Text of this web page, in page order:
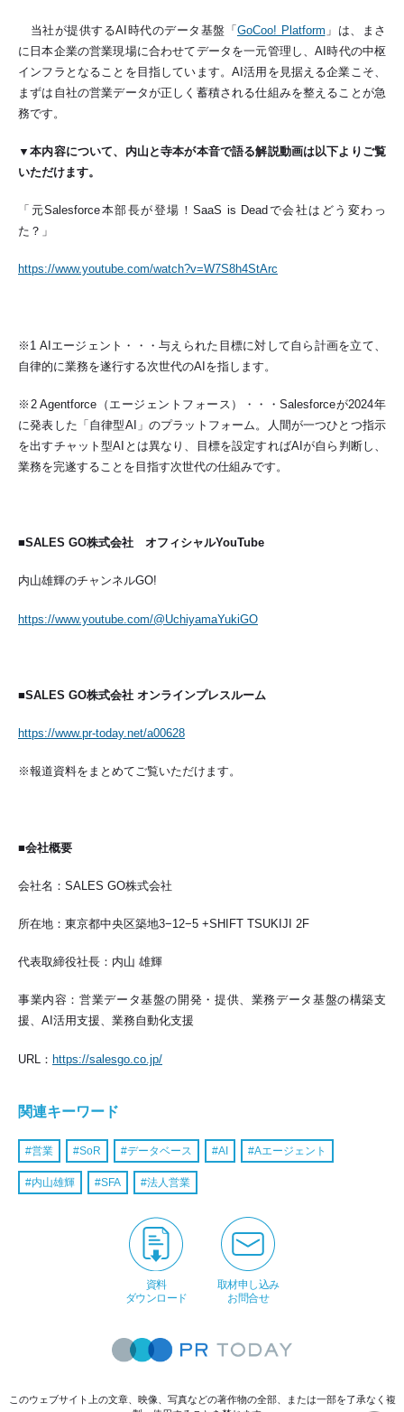
当社が提供するAI時代のデータ基盤「GoCoo! Platform 」は、まさ
に日本企業の営業現場に合わせてデータを一元管理し、AI時代の中枢
インフラとなることを目指しています。AI活用を見据える企業こそ、
まずは自社の営業データが正しく蓄積される仕組みを整えることが急
務です。
▼本内容について、内山と寺本が本音で語る解説動画は以下よりご覧
いただけます。
「元Salesforce本部長が登場！SaaS is Deadで会社はどう変わっ
た？」
https://www.youtube.com/watch?v=W7S8h4StArc
※1 AIエージェント・・・与えられた目標に対して自ら計画を立て、
自律的に業務を遂行する次世代のAIを指します。
※2 Agentforce（エージェントフォース）・・・Salesforceが2024年
に発表した「自律型AI」のプラットフォーム。人間が一つひとつ指示
を出すチャット型AIとは異なり、目標を設定すればAIが自ら判断し、
業務を完遂することを目指す次世代の仕組みです。
■SALES GO株式会社 オフィシャルYouTube
内山雄輝のチャンネルGO!
https://www.youtube.com/@UchiyamaYukiGO
■SALES GO株式会社 オンラインプレスルーム
https://www.pr-today.net/a00628
※報道資料をまとめてご覧いただけます。
■会社概要
会社名：SALES GO株式会社
所在地：東京都中央区築地3−12−5 +SHIFT TSUKIJI 2F
代表取締役社長：内山 雄輝
事業内容：営業データ基盤の開発・提供、業務データ基盤の構築支
援、 AI活用支援、業務自動化支援
URL： https://salesgo.co.jp/
関連キーワード
営業 SoR データベース AI Aエージェント
内山雄輝 SFA 法人営業
資料
ダウンロード
取材申し込み
お問合せ
このウェブサイト上の文章、映像、写真などの著作物の全部、または一部を了承なく複